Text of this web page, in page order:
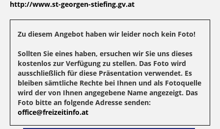
http://www.st-georgen-stiefing.gv.at
Zu diesem Angebot haben wir leider noch kein Foto!
Sollten Sie eines haben, ersuchen wir Sie uns dieses
kostenlos zur Verfügung zu stellen. Das Foto wird
ausschließlich für diese Präsentation verwendet. Es
bleiben sämtliche Rechte bei Ihnen und als Fotoquelle
wird der von Ihnen angegebene Name angezeigt. Das
Foto bitte an folgende Adresse senden:
office@freizeitinfo.at